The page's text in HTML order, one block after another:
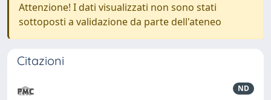
Attenzione! I dati visualizzati non sono stati
sottoposti a validazione da parte dell'ateneo
Citazioni
ND